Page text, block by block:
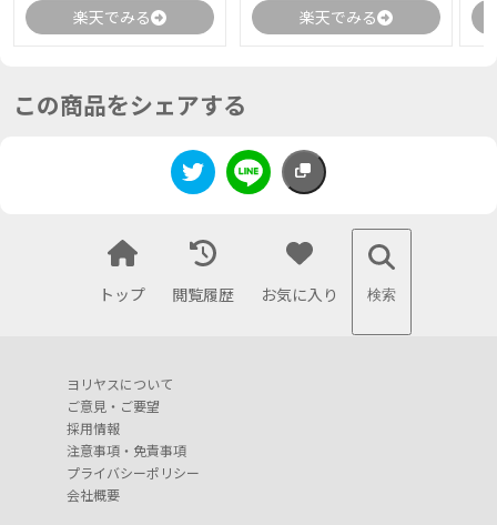
楽天でみる 楽天でみる
この商品をシェアする
トップ 閲覧履歴 お気に入り 検索
ヨリヤスについて
ご意見・ご要望
採用情報
注意事項・免責事項
プライバシーポリシー
会社概要